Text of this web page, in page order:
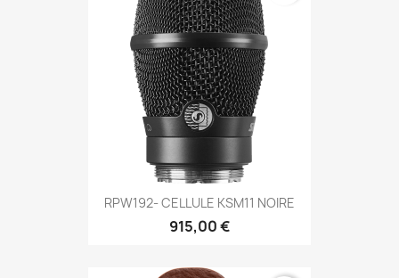
RPW192- CELLULE KSM11 NOIRE
915,00 €